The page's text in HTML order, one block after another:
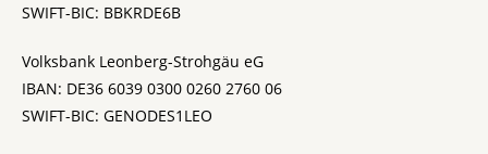
SWIFT-BIC: BBKRDE6B
Volksbank Leonberg-Strohgäu eG
IBAN: DE36 6039 0300 0260 2760 06
SWIFT-BIC: GENODES1LEO